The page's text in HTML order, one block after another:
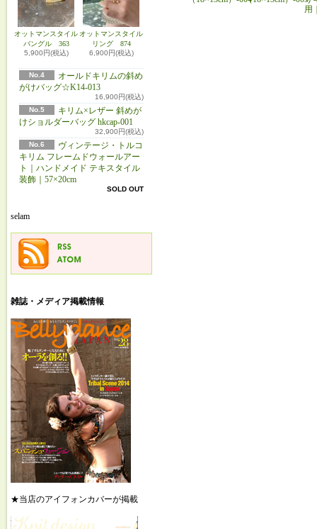
オットマンスタイル
バングル 363
5,900円(税込)
オットマンスタイル
リング 874
6,900円(税込)
No.4
オールドキリムの斜め
がけバッグ☆K14-013
16,900円(税込)
No.5
キリム×レザー 斜めが
けショルダーバッグ hkcap-001
32,900円(税込)
No.6
ヴィンテージ・トルコ
キリム フレームドウォールアー
ト｜ハンドメイド テキスタイル
装飾｜57×20cm
SOLD OUT
selam
雑誌・メディア掲載情報
★当店のアイフォンカバーが掲載
用